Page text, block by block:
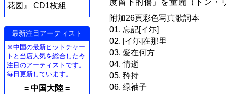
花図』 CD1枚組
最新注目アーティスト
※中国の最新ヒットチャー
トと当店人気を総合した今
注目のアーティストです。
毎日更新しています。
= 中国大陸 =
度留下的傷」を童麗（トン・
附加26頁彩色写真歌詞本
01. 忘記[イ尓]
02. [イ尓]在那里
03. 愛在何方
04. 情逝
05. 矜持
06. 緑袖子